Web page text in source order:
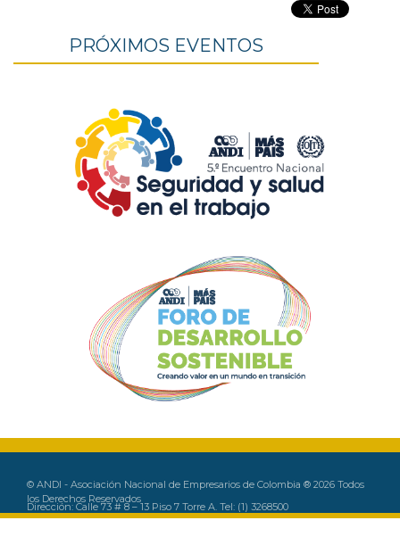
PRÓXIMOS EVENTOS
© ANDI - Asociación Nacional de Empresarios de Colombia ® 2026 Todos
los Derechos Reservados
Dirección: Calle 73 # 8 – 13 Piso 7 Torre A. Tel: (1) 3268500